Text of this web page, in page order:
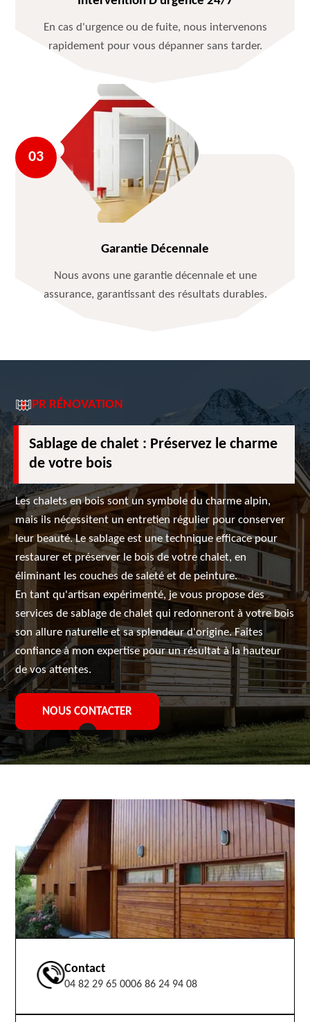
En cas d'urgence ou de fuite, nous intervenons
rapidement pour vous dépanner sans tarder.
Garantie Décennale
Nous avons une garantie décennale et une
assurance, garantissant des résultats durables.
PR RÉNOVATION
Sablage de chalet : Préservez le charme
de votre bois
Les chalets en bois sont un symbole du charme alpin,
mais ils nécessitent un entretien régulier pour conserver
leur beauté. Le sablage est une technique efficace pour
restaurer et préserver le bois de votre chalet, en
éliminant les couches de saleté et de peinture.
En tant qu'artisan expérimenté, je vous propose des
services de sablage de chalet qui redonneront à votre bois
son allure naturelle et sa splendeur d'origine. Faites
confiance à mon expertise pour un résultat à la hauteur
de vos attentes.
NOUS CONTACTER
Contact
04 82 29 65 0006 86 24 94 08